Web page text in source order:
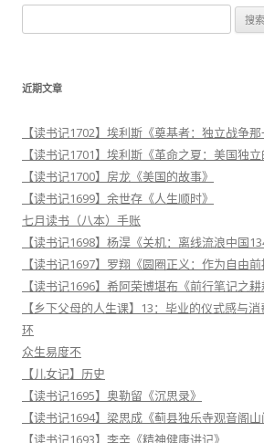
索
近期文章
【读书记1702】埃利斯《奠基者：独立战争那
【读书记1701】埃利斯《革命之夏：美国独立
【读书记1700】房龙《美国的故事》
【读书记1699】余世存《人生顺时》
七月读书（八本）手账
【读书记1698】杨淏《关机：离线流浪中国
【读书记1697】罗翔《圆圈正义：作为自由前
【读书记1696】希阿荣博堪布《前行笔记之耕
【乡下父母的人生课】13：毕业的仪式感与
环
众生易度不
【儿女记】历史
【读书记1695】奥勒留《沉思录》
【读书记1694】梁思成《蓟县独乐寺观音阁山
【读书记1693】李辛《精神健康讲记》